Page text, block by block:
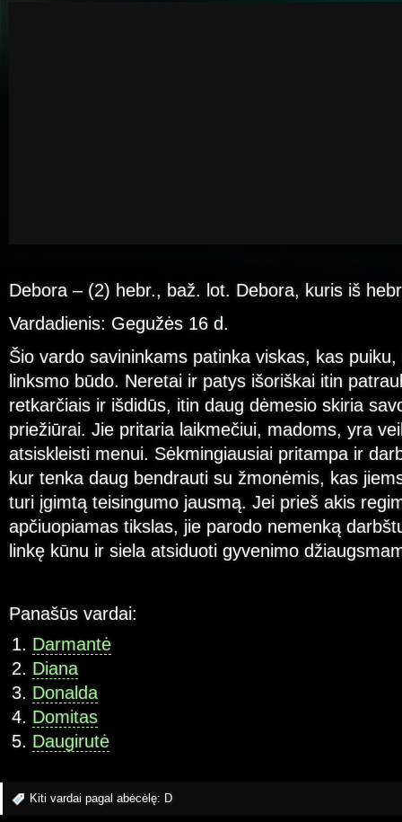
Debora – (2) hebr., baž. lot. Debora, kuris iš
Vardadienis: Gegužės 16 d.
Šio vardo savininkams patinka viskas, kas
linksmo būdo. Neretai ir patys išoriškai itin
retkarčiais ir išdidūs, itin daug dėmesio skiria
priežiūrai. Jie pritaria laikmečiui, madoms, yra
atsiskleisti menui. Sėkmingiausiai pritampa ir
kur tenka daug bendrauti su žmonėmis, kas
turi įgimtą teisingumo jausmą. Jei prieš akis
apčiuopiamas tikslas, jie parodo nemenką
linkę kūnu ir siela atsiduoti gyvenimo
Panašūs vardai:
Darmantė
Diana
Donalda
Domitas
Daugirutė
Kiti vardai pagal abėcėlę: D